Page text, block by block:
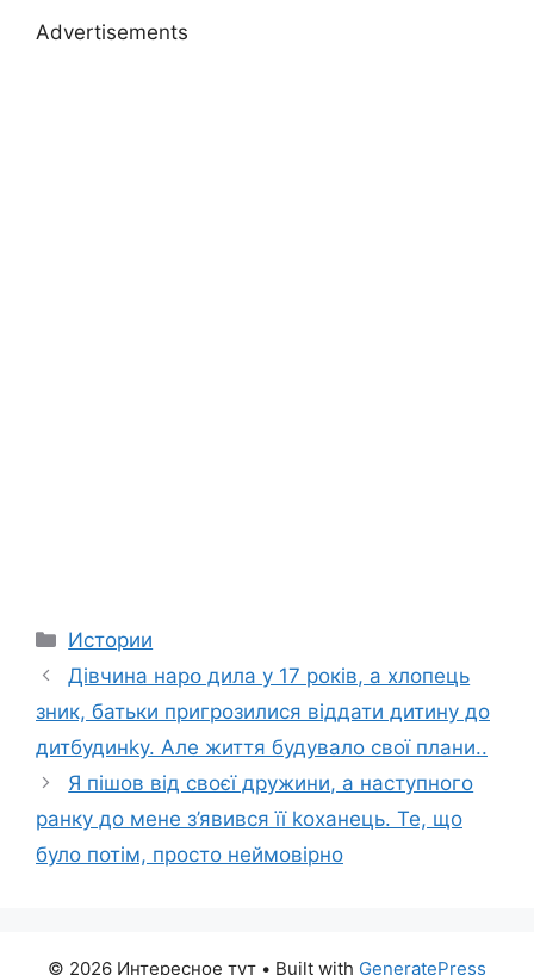
Advertisements
Categories
Истории
Дівчина нapօ дила у 17 років, а хлопець
зник, батьки пригрозилися віддати дитину до
дитбудинkу. Але життя будувало свої плани..
Я пішов від своєї дружини, а наступного
ранку до мене з’явився її kоханець. Те, що
було потім, просто неймовірно
© 2026 Интересное тут • Built with GeneratePress